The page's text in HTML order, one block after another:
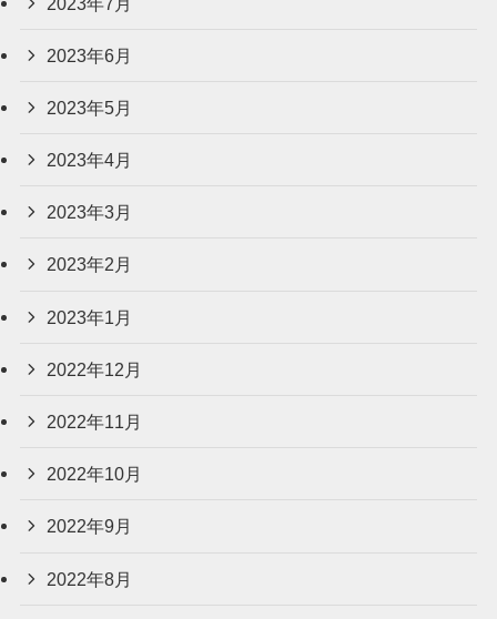
2023年6月
2023年5月
2023年4月
2023年3月
2023年2月
2023年1月
2022年12月
2022年11月
2022年10月
2022年9月
2022年8月